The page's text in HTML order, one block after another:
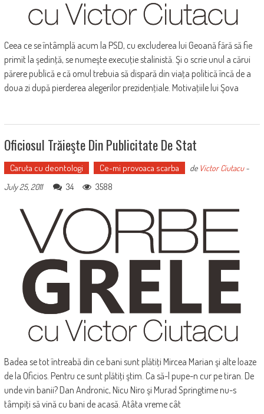
Ceea ce se întâmplă acum la PSD, cu excluderea lui Geoană fără să fie
primit la şedinţă, se numeşte execuţie stalinistă. Şi o scrie unul a cărui
părere publică e că omul trebuia să dispară din viaţa politică încă de a
doua zi după pierderea alegerilor prezidenţiale. Motivaţiile lui Şova
Oficiosul Trăieşte Din Publicitate De Stat
Caruta cu deontologi Ce-mi provoaca scarba de Victor Ciutacu-
July 25, 2011
34 3588
Badea se tot întreabă din ce bani sunt plătiţi Mircea Marian şi alte loaze
de la Oficios. Pentru ce sunt plătiţi ştim. Ca să-l pupe-n cur pe tiran. De
unde vin banii? Dan Andronic, Nicu Niro şi Murad Springtime nu-s
tâmpiţi să vină cu bani de acasă. Atâta vreme cât